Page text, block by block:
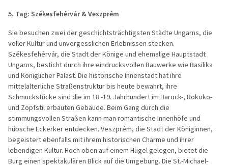
5. Tag: Székesfehérvár & Veszprém
Sie besuchen zwei der geschichtsträchtigsten Städte Ungarns, die
voller Kultur und unvergesslichen Erlebnissen stecken.
Székesfehérvár, die Stadt der Könige und ehemalige Hauptstadt
Ungarns, besticht durch ihre eindrucksvollen Bauwerke wie Basilika
und Königlicher Palast. Die historische Innenstadt hat ihre
mittelalterliche Straßenstruktur bis heute bewahrt, ihre
Schmuckstücke sind die im 18.-19. Jahrhundert im Barock-, Rokoko-
und Zopfstil erbauten Gebäude. Beim Gang durch die
stimmungsvollen Straßen kann man romantische Innenhöfe und
hübsche Eckerker entdecken. Veszprém, die Stadt der Königinnen,
begeistert ebenfalls mit ihrem historischen Charme und ihrer
lebendigen Kultur. Hoch oben auf einem Hügel gelegen, bietet die
Burg einen spektakulären Blick auf die Umgebung. Die St.-Michael-